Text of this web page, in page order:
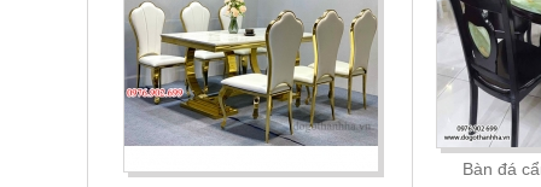
Bàn đá